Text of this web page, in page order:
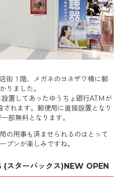
街１階、メガネのヨネザワ横に郵
りました。
置してあったゆうちょ銀行ATMが
れます。郵便局に直接設置となり
部無料となります。
の用事も済ませられるのはとって
プンが楽しみですね。
スターバックス)NEW OPEN